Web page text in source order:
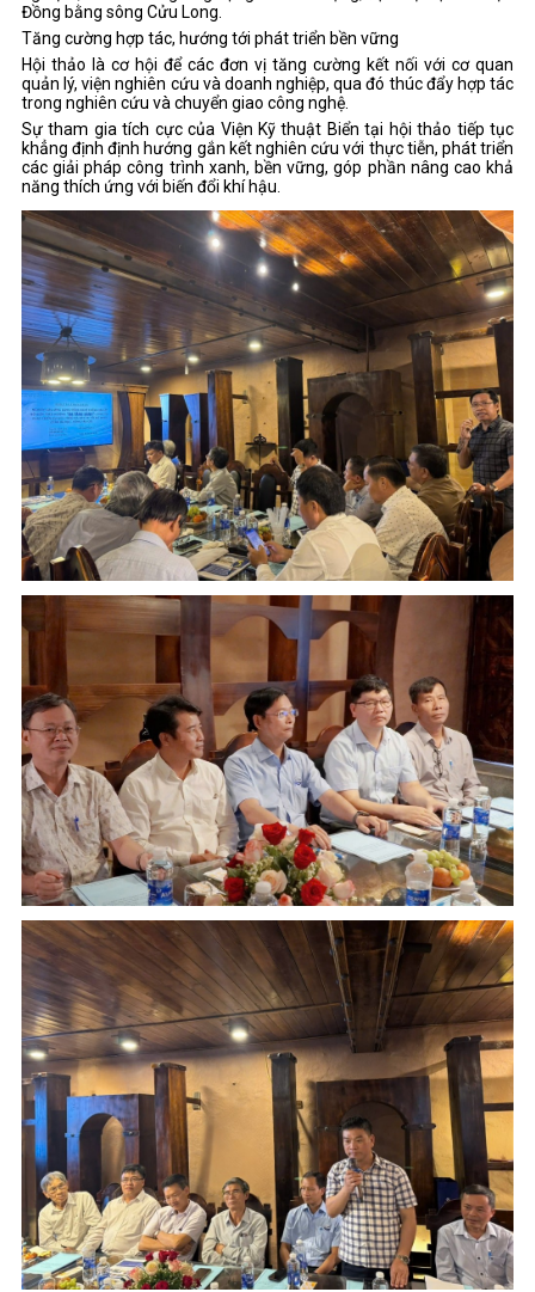
Đồng bằng sông Cửu Long.
Tăng cường hợp tác, hướng tới phát triển bền vững
Hội thảo là cơ hội để các đơn vị tăng cường kết nối với cơ quan
quản lý, viện nghiên cứu và doanh nghiệp, qua đó thúc đẩy hợp tác
trong nghiên cứu và chuyển giao công nghệ.
Sự tham gia tích cực của Viện Kỹ thuật Biển tại hội thảo tiếp tục
khẳng định định hướng gắn kết nghiên cứu với thực tiễn, phát triển
các giải pháp công trình xanh, bền vững, góp phần nâng cao khả
năng thích ứng với biến đổi khí hậu.